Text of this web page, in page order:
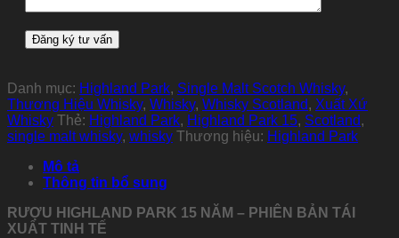
Danh mục: Highland Park, Single Malt Scotch Whisky,
Thương Hiệu Whisky, Whisky, Whisky Scotland, Xuất Xứ
Whisky
Thẻ: Highland Park, Highland Park 15, Scotland,
single malt whisky, whisky Thương hiệu: Highland Park
Mô tả
Thông tin bổ sung
RƯỢU HIGHLAND PARK 15 NĂM – PHIÊN BẢN TÁI
XUẤT TINH TẾ